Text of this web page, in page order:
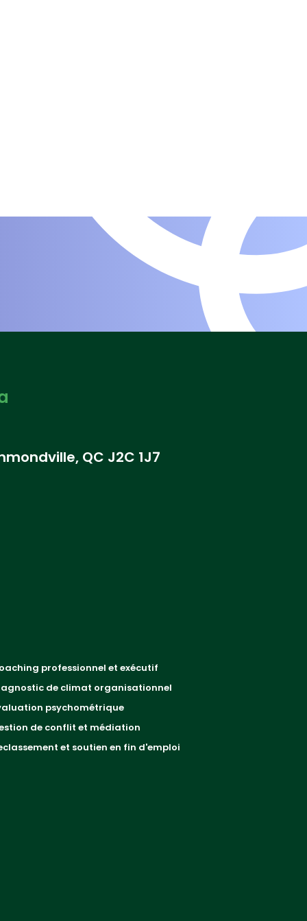
QC J2C 1J7
professionnel et exécutif
de climat organisationnel
psychométrique
de conflit et médiation
et soutien en fin d'emploi